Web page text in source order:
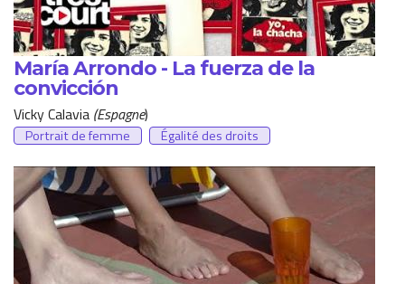
María Arrondo - La fuerza de la
convicción
Vicky Calavia (Espagne)
Portrait de femme Égalité des droits